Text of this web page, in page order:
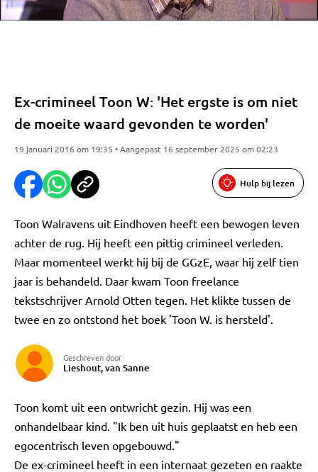
Ex-crimineel Toon W: 'Het ergste is om niet
de moeite waard gevonden te worden'
19 januari 2016 om 19:35 • Aangepast 16 september 2025 om 02:23
Hulp bij lezen
Toon Walravens uit Eindhoven heeft een bewogen leven
achter de rug. Hij heeft een pittig crimineel verleden.
Maar momenteel werkt hij bij de GGzE, waar hij zelf tien
jaar is behandeld. Daar kwam Toon freelance
tekstschrijver Arnold Otten tegen. Het klikte tussen de
twee en zo ontstond het boek 'Toon W. is hersteld'.
Geschreven door
Lieshout, van Sanne
Toon komt uit een ontwricht gezin. Hij was een
onhandelbaar kind. "Ik ben uit huis geplaatst en heb een
egocentrisch leven opgebouwd."
De ex-crimineel heeft in een internaat gezeten en raakte